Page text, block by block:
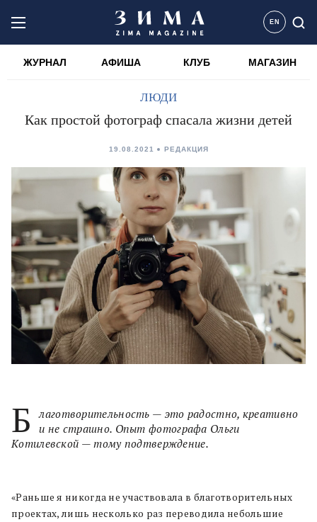
EN
ЖУРНАЛ АФИША КЛУБ МАГАЗИН
ЛЮДИ
Как простой фотограф спасала жизни детей
19.08.2021 РЕДАКЦИЯ
Б
лаготворительность — это радостно, креативно
и не страшно. Опыт фотографа Ольги
Котилевской — тому подтверждение.
«Раньше я никогда не участвовала в благотворительных
проектах, лишь несколько раз переводила небольшие